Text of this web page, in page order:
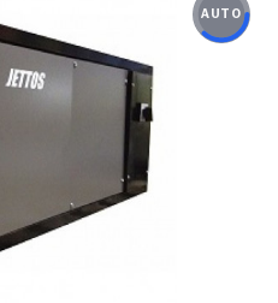
AUTO